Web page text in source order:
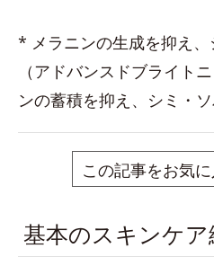
* メラニンの生成を抑え
（アドバンスドブライト
ンの蓄積を抑え、シミ・ソ
この記事をお気
基本のスキンケア